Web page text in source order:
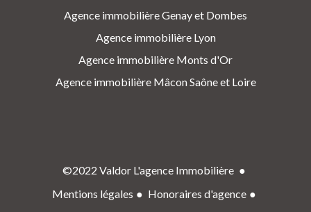
Agence immobilière Genay et Dombes
Agence immobilière Lyon
Agence immobilière Monts d'Or
Agence immobilière Mâcon Saône et Loire
©2022 Valdor L'agence Immobilière
Mentions légales
Honoraires d'agence